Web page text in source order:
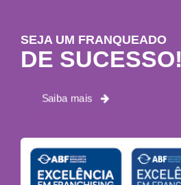
SEJA UM FRANQUEADO
DE SUCESSO!
Saiba mais